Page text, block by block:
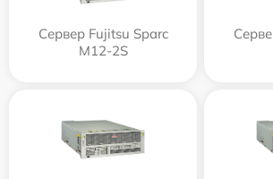
Сервер Fujitsu Sparc
M12-2S